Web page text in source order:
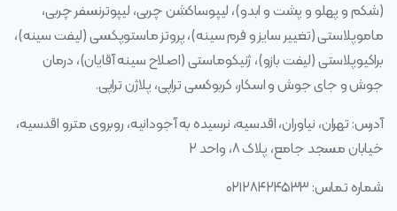
(شکم‌ و پهلو و پشت و ابدو)، لیپوساکشن چربی، لیپوترنسفر چربی،
ماموپلاستی (تغییر سایز و فرم سینه)، پروتز ماستوپکسی (لیفت سینه)،
براکیوپلاستی (لیفت بازو)، ژنیکوماستی (اصلاح سینه آقایان)، درمان
جوش و جای جوش و اسکار، کربوکسی تراپی، پلاژن تراپی.
آدرس: تهران، نیاوران، اقدسیه، نرسیده به آجودانیه، روبروی مترو اقدسیه،
خیابان مسجد جامع، پلاک ۸، واحد ۲
شماره تماس: ۰۲۱۲۸۴۲۴۵۳۳